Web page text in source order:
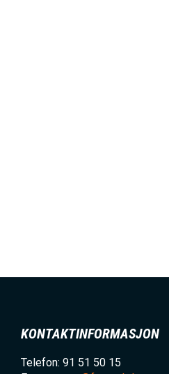
KONTAKTINFORMASJON
Telefon: 91 51 50 15